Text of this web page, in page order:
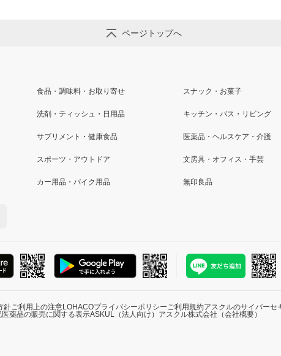
ページトップへ
食品・調味料・お取り寄せ スナック・お菓子
洗剤・ティッシュ・日用品 キッチン・バス・リビング
サプリメント・健康食品 医薬品・ヘルスケア・介護
スポーツ・アウトドア 文房具・オフィス・手芸
カー用品・バイク用品 無印良品
針ご利用上の注意LOHACOプライバシーポリシーご利用規約アスクルのサイバーセ
医薬品の販売に関する表示ASKUL（法人向け） アスクル株式会社（会社概要）